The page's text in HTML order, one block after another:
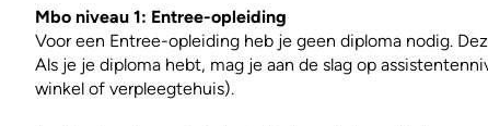
Mbo niveau 1: Entree-opleiding
Voor een Entree-opleiding heb je geen diploma nodig.
Als je je diploma hebt, mag je aan de slag op
winkel of verpleegtehuis).